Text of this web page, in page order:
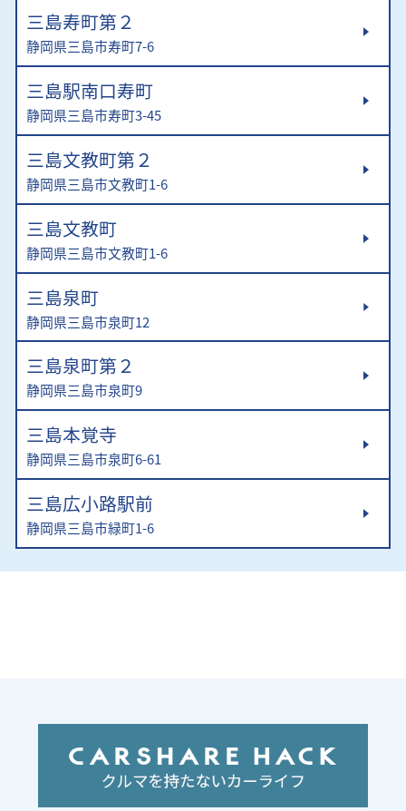
三島寿町第２
静岡県三島市寿町7-6
三島駅南口寿町
静岡県三島市寿町3-45
三島文教町第２
静岡県三島市文教町1-6
三島文教町
静岡県三島市文教町1-6
三島泉町
静岡県三島市泉町12
三島泉町第２
静岡県三島市泉町9
三島本覚寺
静岡県三島市泉町6-61
三島広小路駅前
静岡県三島市緑町1-6